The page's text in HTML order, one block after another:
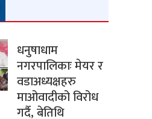
धनुषाधाम
नगरपालिकाः मेयर र
वडाअध्यक्षहरु
माओवादीको विरोध
गर्दै, बेतिथि